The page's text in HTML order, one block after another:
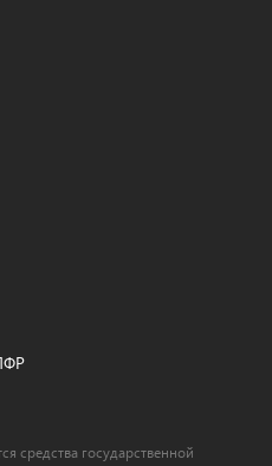
средства государственной